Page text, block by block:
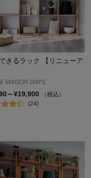
きるラック 【リニューア
MAISON DAYS
～¥19,900
（税込）
(24)